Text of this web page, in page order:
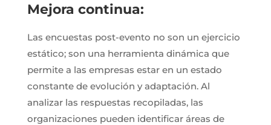
Mejora continua:
Las encuestas post-evento no son un ejercicio
estático; son una herramienta dinámica que
permite a las empresas estar en un estado
constante de evolución y adaptación. Al
analizar las respuestas recopiladas, las
organizaciones pueden identificar áreas de